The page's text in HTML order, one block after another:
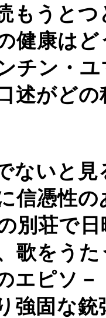
もうと
健康は
チン・
述がど
ないと
信憑性
別荘で
歌をう
エピソ
強固な